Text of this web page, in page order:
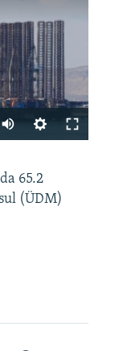
480p
360p
480p
65.2
(ÜDM)